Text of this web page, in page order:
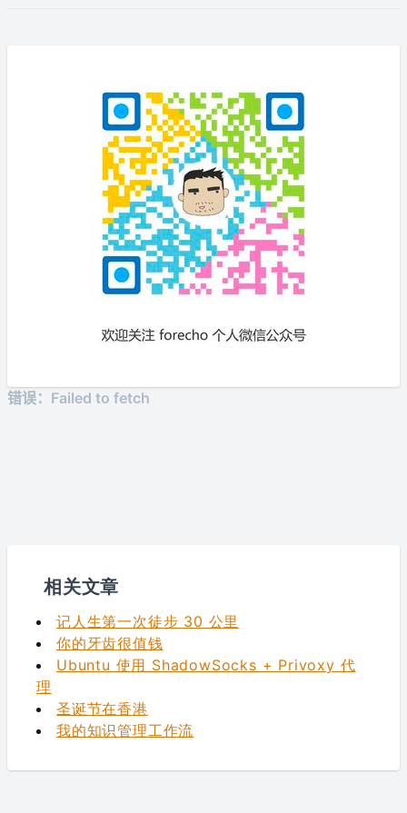
相关文章
记人生第一次徒步 30 公里
你的牙齿很值钱
Ubuntu 使用 ShadowSocks + Privoxy 代
理
圣诞节在香港
我的知识管理工作流